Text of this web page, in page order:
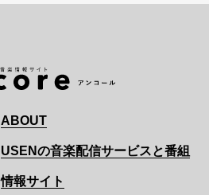
ABOUT
USENの音楽配信サービスと番組
情報サイト